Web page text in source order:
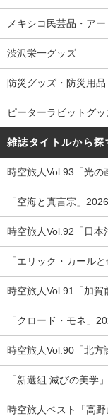
メキシコ民芸品・ア
渋沢栄一グッズ
防災グッズ・防災用品
ピーターラビットグッ
雑誌タイトルから探
時空旅人Vol.93「光
「空海と真言宗」
時空旅人Vol.92「日本
「エリック・カール
時空旅人Vol.91「加賀
「クロード・モネ」
時空旅人Vol.90「北方
「新選組 滅びの美学
時空旅人ベスト「高野